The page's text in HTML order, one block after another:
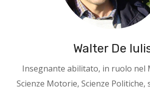
Walter De
Insegnante abilitato, in ruolo nel
Scienze Motorie, Scienze Politiche,